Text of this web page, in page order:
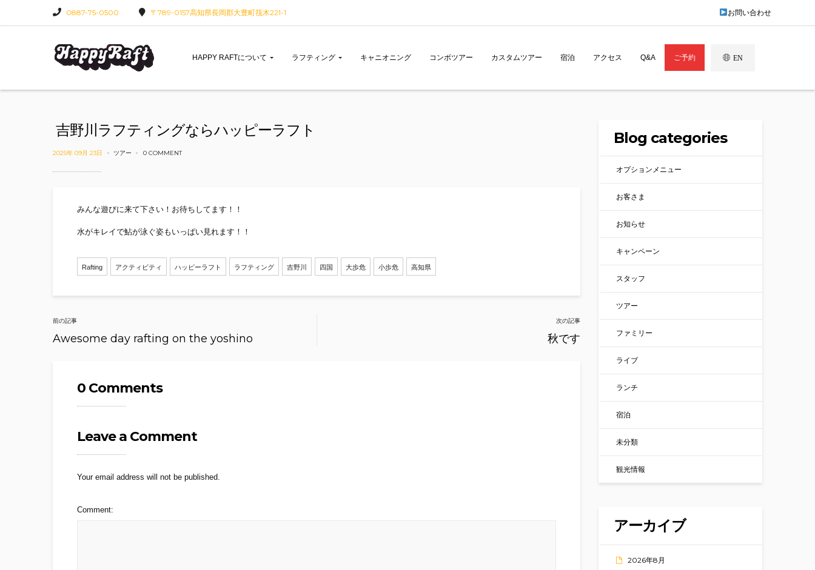
0887-75-0500 〒789-0157高知県長岡郡大豊町筏木221-1 お問い合わせ
HAPPY RAFTについて ラフティング キャニオニング コンボツアー カスタムツアー 宿泊 アクセス Q&A ご予約 EN
吉野川ラフティングならハッピーラフト
2025年 09月 23日 ツアー 0 COMMENT
みんな遊びに来て下さい！お待ちしてます！！
水がキレイで鮎が泳ぐ姿もいっぱい見れます！！
Rafting アクティビティ ハッピーラフト ラフティング 吉野川 四国 大歩危 小歩危 高知県
Post
navigation
前の記事
Awesome day rafting on the yoshino
次の記事
秋です
0 Comments
Leave a Comment
Your email address will not be published.
Comment:
Blog categories
オプションメニュー
お客さま
お知らせ
キャンペーン
スタッフ
ツアー
ファミリー
ライブ
ランチ
宿泊
未分類
観光情報
アーカイブ
2026年8月